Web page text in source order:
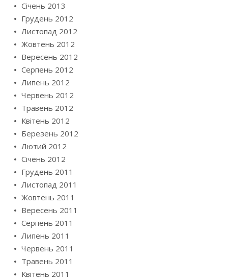
Січень 2013
Грудень 2012
Листопад 2012
Жовтень 2012
Вересень 2012
Серпень 2012
Липень 2012
Червень 2012
Травень 2012
Квітень 2012
Березень 2012
Лютий 2012
Січень 2012
Грудень 2011
Листопад 2011
Жовтень 2011
Вересень 2011
Серпень 2011
Липень 2011
Червень 2011
Травень 2011
Квітень 2011